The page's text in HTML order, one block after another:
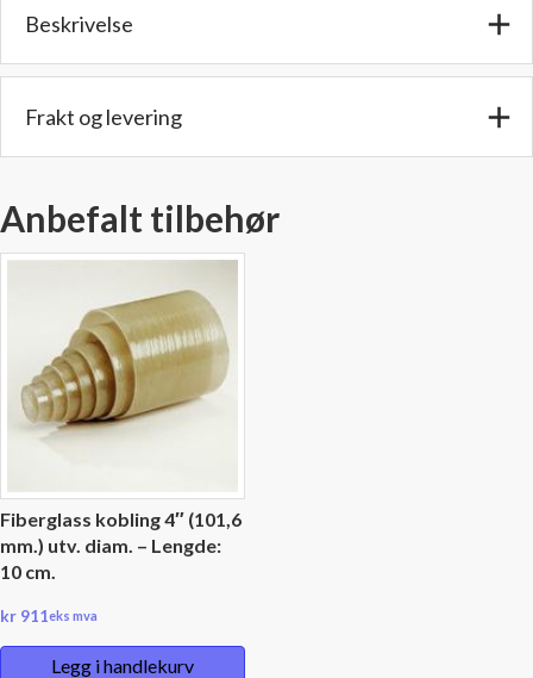
diam.Beskrivelse
Frakt og levering
Anbefalt tilbehør
Fiberglass kobling 4″ (101,6
mm.) utv. diam. – Lengde:
10 cm.
kr 911eks mva
Legg i handlekurv